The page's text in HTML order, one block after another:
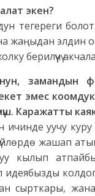
экен?
тегереги
жаңыдан элдин
берилүүчү
замандын
эмес
Каражатты
уучу
жашап
кылып
сырткары,